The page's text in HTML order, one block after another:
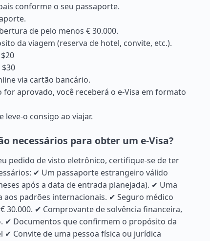
conforme o seu passaporte.
de pelo menos € 30.000.
da viagem (reserva de hotel, convite, etc.).
via cartão bancário.
for aprovado, você receberá o e-Visa em formato
o consigo ao viajar.
necessários para obter um e-Visa?
pedido de visto eletrônico, certifique-se de ter
✔ Um passaporte estrangeiro válido
após a data de entrada planejada). ✔ Uma
aos padrões internacionais. ✔ Seguro médico
30.000. ✔ Comprovante de solvência financeira,
✔ Documentos que confirmem o propósito da
✔ Convite de uma pessoa física ou jurídica